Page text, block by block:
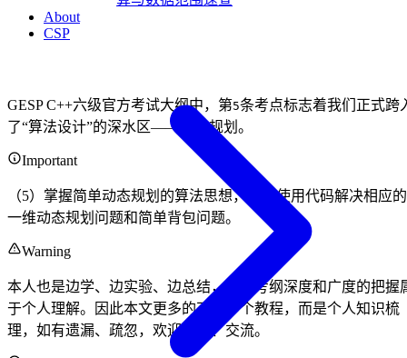
About
CSP
GESP C++六级官方考试大纲中，第5条考点标志着我们正式跨
了“算法设计”的深水区——动态规划。
Important
（5）掌握简单动态规划的算法思想，能够使用代码解决相应的
一维动态规划问题和简单背包问题。
Warning
本人也是边学、边实验、边总结，且对考纲深度和广度的把握
于个人理解。因此本文更多的不是一个教程，而是个人知识梳
理，如有遗漏、疏忽，欢迎指正、交流。